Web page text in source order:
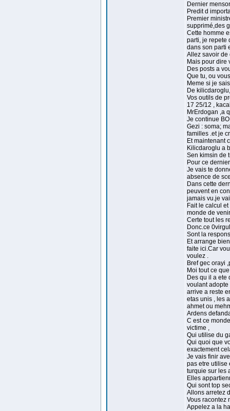
Dernier
Predit d
Premier
supprimé,des
Cette homme
parti, je repete
dans son parti
Allez savoir de
Mais pour dire
Des posts a
Que tu, ou
Meme si je
De
Vos outils de
17 25/12 ,
MrErdogan ,a
Je continue
Gezi : soma;
familles .et je
Et maintenant
Kilicdaroglu a
Sen kimsin de
Pour ce
Je vais te
absence de
Dans cette
peuvent en
jamais vu.je
Fait le calcul
monde de
Certe tout les
Donc.ce
Sont la
Et arrange
faite ici.Car
voulez .
Bref gec orayi
Moi tout ce
Des qu il a ete
voulant adopte
arrive a reste
etas unis , les
ahmet ou
Ardens
C est ce
victime ,
Qui utilise du
Qui quoi que
exactement
Je vais finir
pas etre utilise
turquie sur les
Elles
Qui sont top
Allons arretez
Vous racontez
Appelez a la